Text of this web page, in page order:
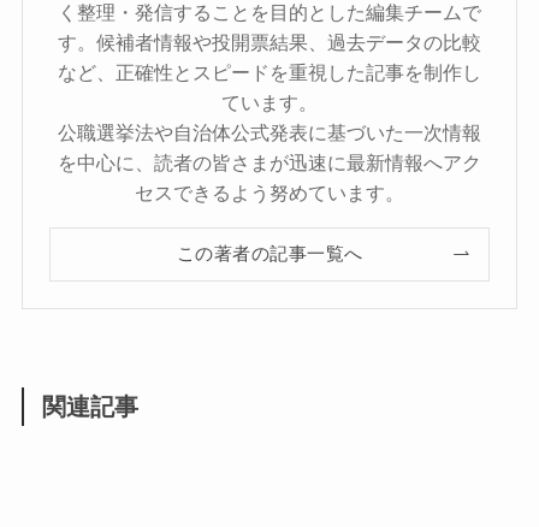
く整理・発信することを目的とした編集チームで
す。候補者情報や投開票結果、過去データの比較
など、正確性とスピードを重視した記事を制作し
ています。
公職選挙法や自治体公式発表に基づいた一次情報
を中心に、読者の皆さまが迅速に最新情報へアク
セスできるよう努めています。
この著者の記事一覧へ
関連記事